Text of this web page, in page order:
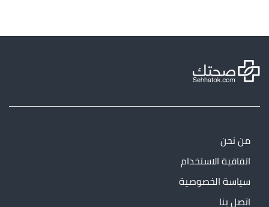
من نحن
اتفاقية الاستخدام
سياسة الخصوصية
اتصل بنا